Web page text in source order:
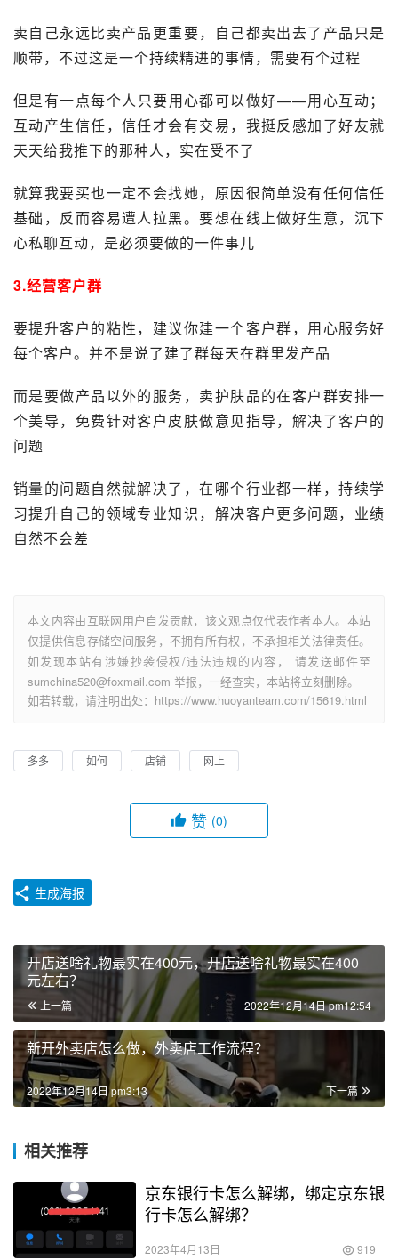
卖自己永远比卖产品更重要，自己都卖出去了产品只是
顺带，不过这是一个持续精进的事情，需要有个过程
但是有一点每个人只要用心都可以做好——用心互动；
互动产生信任，信任才会有交易，我挺反感加了好友就
天天给我推下的那种人，实在受不了
就算我要买也一定不会找她，原因很简单没有任何信任
基础，反而容易遭人拉黑。要想在线上做好生意，沉下
心私聊互动，是必须要做的一件事儿
3.经营客户群
要提升客户的粘性，建议你建一个客户群，用心服务好
每个客户。并不是说了建了群每天在群里发产品
而是要做产品以外的服务，卖护肤品的在客户群安排一
个美导，免费针对客户皮肤做意见指导，解决了客户的
问题
销量的问题自然就解决了，在哪个行业都一样，持续学
习提升自己的领域专业知识，解决客户更多问题，业绩
自然不会差
本文内容由互联网用户自发贡献，该文观点仅代表作者本人。本站
仅提供信息存储空间服务，不拥有所有权，不承担相关法律责任。
如发现本站有涉嫌抄袭侵权/违法违规的内容， 请发送邮件至
sumchina520@foxmail.com 举报，一经查实，本站将立刻删除。
如若转载，请注明出处：https://www.huoyanteam.com/15619.html
多多 如何 店铺 网上
赞 (0)
生成海报
开店送啥礼物最实在400元，开店送啥礼物最实在400
元左右？
上一篇 2022年12月14日 pm12:54
新开外卖店怎么做，外卖店工作流程？
下一篇
2022年12月14日 pm3:13
相关推荐
京东银行卡怎么解绑，绑定京东银
行卡怎么解绑？
2023年4月13日 919